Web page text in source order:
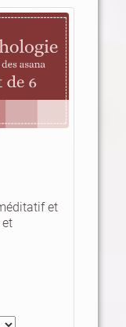
et